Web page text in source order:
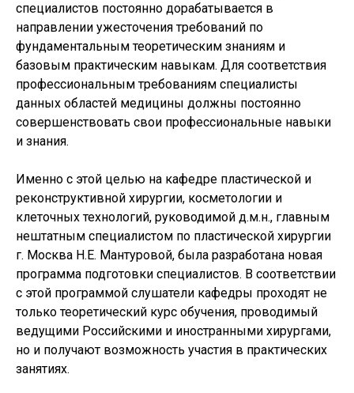
специалистов постоянно дорабатывается в
направлении ужесточения требований по
фундаментальным теоретическим знаниям и
базовым практическим навыкам. Для соответствия
профессиональным требованиям специалисты
данных областей медицины должны постоянно
совершенствовать свои профессиональные навыки
и знания.
Именно с этой целью на кафедре пластической и
реконструктивной хирургии, косметологии и
клеточных технологий, руководимой д.м.н., главным
нештатным специалистом по пластической хирургии
г. Москва Н.Е. Мантуровой, была разработана новая
программа подготовки специалистов. В соответствии
с этой программой слушатели кафедры проходят не
только теоретический курс обучения, проводимый
ведущими Российскими и иностранными хирургами,
но и получают возможность участия в практических
занятиях.